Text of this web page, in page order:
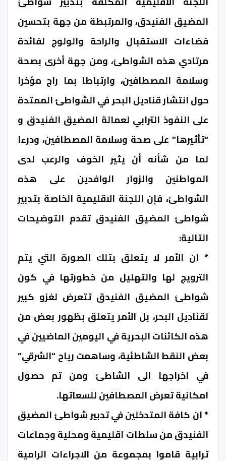
المضيق الفنيدق، والمرتبطة من جهة بتحسين
فضاءات الاستقبال والراحة والولوج لفائدة
مرتادي هذه الشواطئ، ومن جهة أخرى بصحة
وسلامة المصطافين، وارتباطا بما راج مؤخرا
حول انتشار قناديل البحر في الشواطئ الممتدة
على النفوذ الترابي لعمالة المضيق الفنيدق و
“تأثيرها” على صحة وسلامة المصطافين، ودرءا
لما من شأنه أن يثير الخوف والرعب لدى
المواطنين والزوار الوافدين على هذه
الشواطئ، فإن اللجنة الاقليمية الخاصة بتدبير
شواطئ المضيق الفنيدق تقدم التوضيحات
التالية:
* ان الأمر لا يتعلق بتلك الصورة التي يتم
الترويج لها والتهليل من خطورتها في كون
شواطئ المضيق الفنيدق تتعرض لغزو كبير
لقناديل البحر، بل الأمر يتعلق بظهور بعض من
هذه الكائنات البحرية في اليومين الماضيين في
بعض النقط الشاطئية، وساهمت رياح “الشرقي”
في اخراجها الى الشاطئ ومن تم حصول
امكانية تعرض المصطافين للسعاتها.
* ان كافة المتدخلين في تدبير شواطئ المضيق
الفنيدق من سلطات اقليمية ومحلية وجماعات
ترابية قاموا بمجموعة من الاجراءات الرامية